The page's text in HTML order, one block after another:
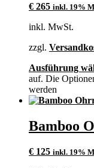
€ 265 inkl. 19%
inkl. MwSt.
zzgl.
Ausführung
auf. Die
werden
Bamboo
€ 125 inkl. 19%